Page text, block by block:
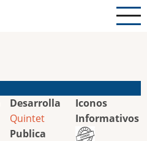
Desarrolla
Quintet
Publica
Iconos
Informativos